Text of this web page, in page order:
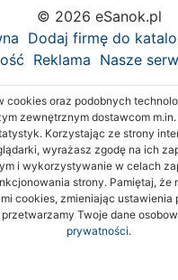
© 2026 eSanok.pl
Dodaj firmę do
Reklama Nasze
cookies oraz podobnych
zewnętrznym dostawcom
Korzystając ze strony
wyrażasz zgodę na ich
i wykorzystywanie w celach
strony. Pamiętaj, że
cookies, zmieniając ustawienia
Twoje dane
prywatności.